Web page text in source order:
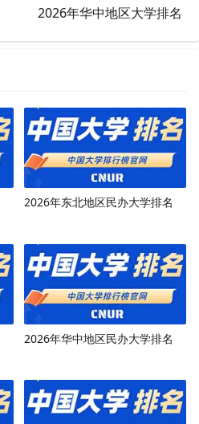
2026年华中地区大学排名
2026年东北地区民办大学排名
2026年华中地区民办大学排名